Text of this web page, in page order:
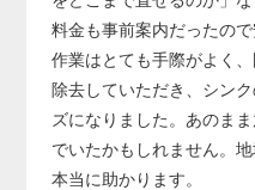
料金も事前案内だったの
作業はとても手際がよく
除去していただき、シン
ズになりました。あのま
でいたかもしれません。
本当に助かります。